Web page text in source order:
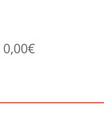
0,00€